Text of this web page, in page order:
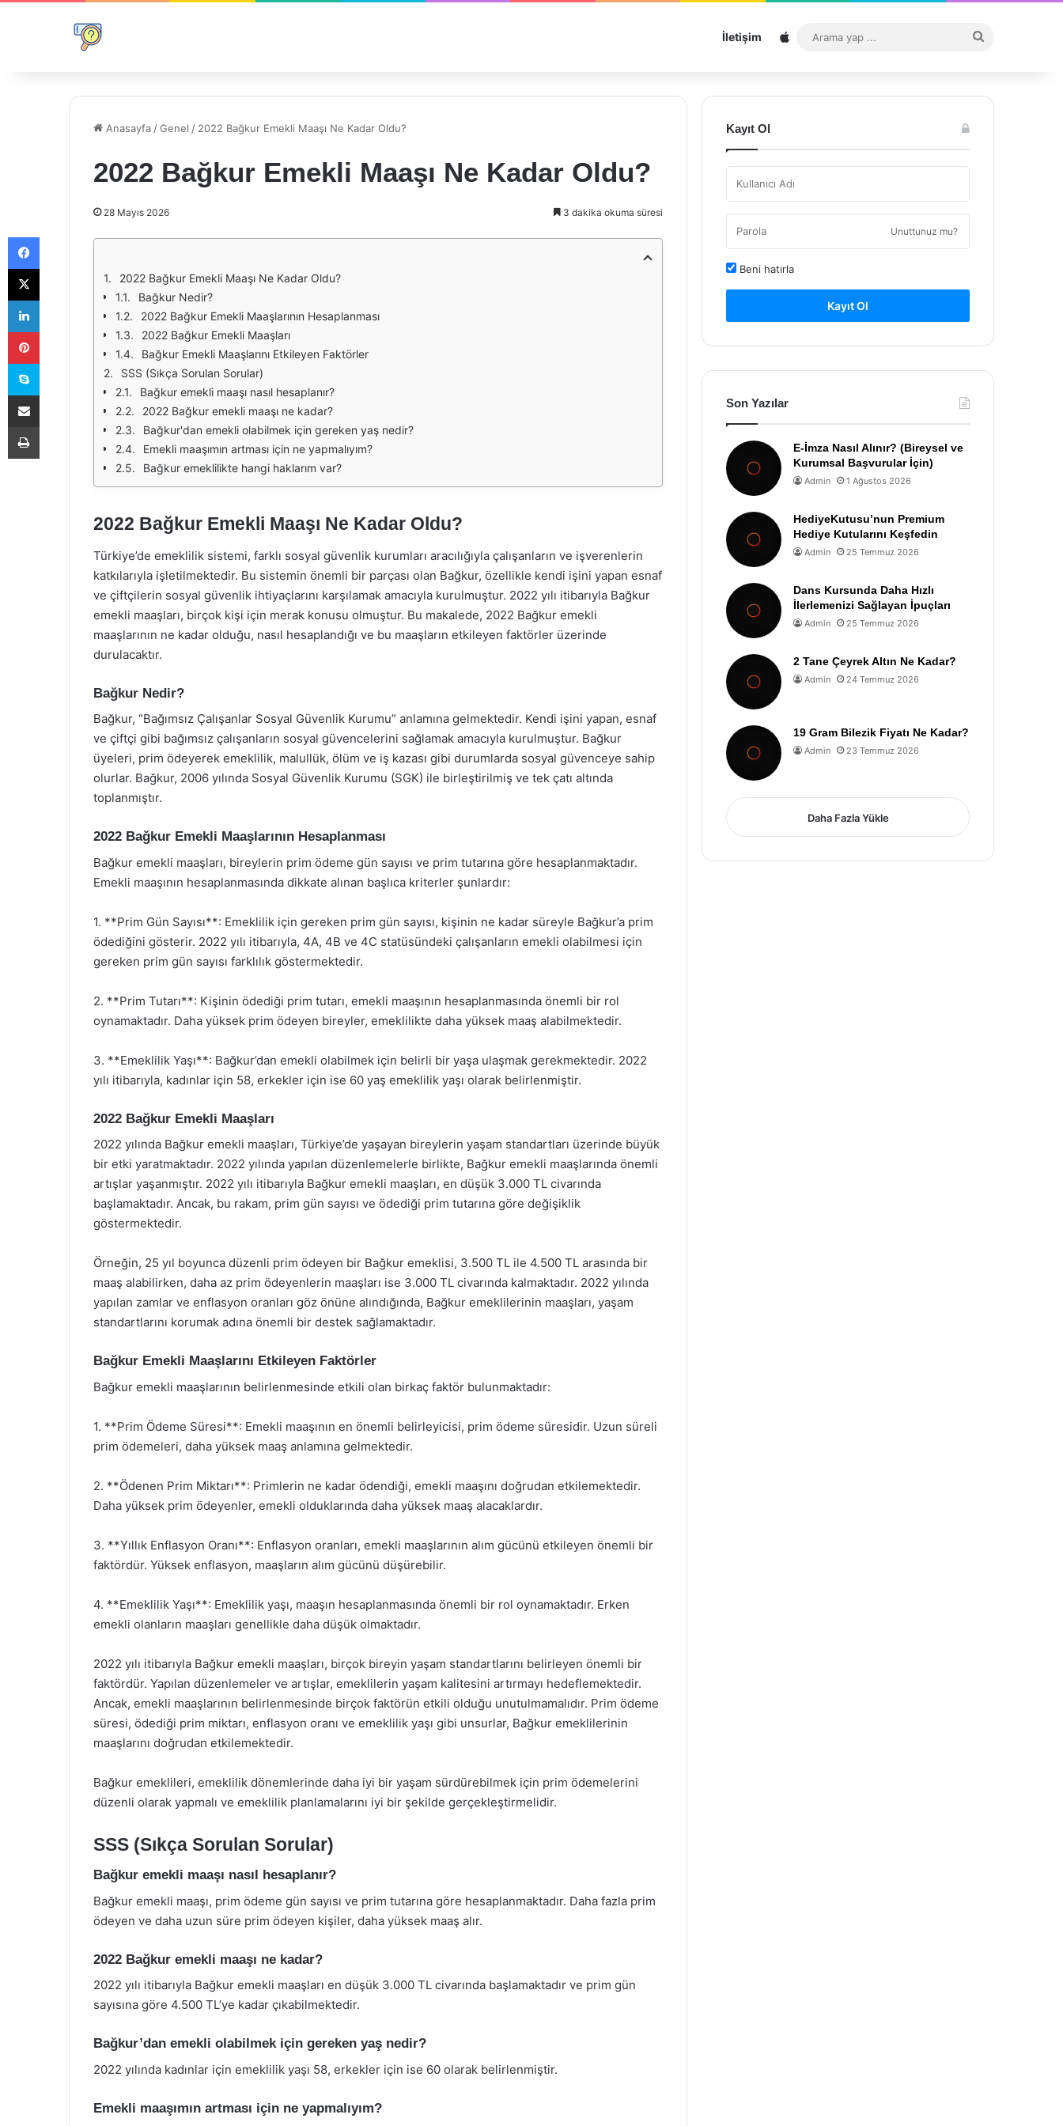
İletişim Sitemap
...
Anasayfa /Genel / 2022 Bağkur Emekli Maaşı Ne Kadar Oldu?
2022 Bağkur Emekli Maaşı Ne Kadar Oldu?
28 Mayıs 2026 3 dakika okuma süresi
2022 Bağkur Emekli Maaşı Ne Kadar Oldu?
Bağkur Nedir?
2022 Bağkur Emekli Maaşlarının Hesaplanması
2022 Bağkur Emekli Maaşları
Bağkur Emekli Maaşlarını Etkileyen Faktörler
SSS (Sıkça Sorulan Sorular)
Bağkur emekli maaşı nasıl hesaplanır?
2022 Bağkur emekli maaşı ne kadar?
Bağkur'dan emekli olabilmek için gereken yaş nedir?
Emekli maaşımın artması için ne yapmalıyım?
Bağkur emeklilikte hangi haklarım var?
2022 Bağkur Emekli Maaşı Ne Kadar Oldu?
Türkiye’de emeklilik sistemi, farklı sosyal güvenlik kurumları aracılığıyla çalışanların ve işverenlerin
katkılarıyla işletilmektedir. Bu sistemin önemli bir parçası olan Bağkur, özellikle kendi işini yapan esnaf
ve çiftçilerin sosyal güvenlik ihtiyaçlarını karşılamak amacıyla kurulmuştur. 2022 yılı itibarıyla Bağkur
emekli maaşları, birçok kişi için merak konusu olmuştur. Bu makalede, 2022 Bağkur emekli
maaşlarının ne kadar olduğu, nasıl hesaplandığı ve bu maaşların etkileyen faktörler üzerinde
durulacaktır.
Bağkur Nedir?
Bağkur, “Bağımsız Çalışanlar Sosyal Güvenlik Kurumu” anlamına gelmektedir. Kendi işini yapan, esnaf
ve çiftçi gibi bağımsız çalışanların sosyal güvencelerini sağlamak amacıyla kurulmuştur. Bağkur
üyeleri, prim ödeyerek emeklilik, malullük, ölüm ve iş kazası gibi durumlarda sosyal güvenceye sahip
olurlar. Bağkur, 2006 yılında Sosyal Güvenlik Kurumu (SGK) ile birleştirilmiş ve tek çatı altında
toplanmıştır.
2022 Bağkur Emekli Maaşlarının Hesaplanması
Bağkur emekli maaşları, bireylerin prim ödeme gün sayısı ve prim tutarına göre hesaplanmaktadır.
Emekli maaşının hesaplanmasında dikkate alınan başlıca kriterler şunlardır:
1. **Prim Gün Sayısı**: Emeklilik için gereken prim gün sayısı, kişinin ne kadar süreyle Bağkur’a prim
ödediğini gösterir. 2022 yılı itibarıyla, 4A, 4B ve 4C statüsündeki çalışanların emekli olabilmesi için
gereken prim gün sayısı farklılık göstermektedir.
2. **Prim Tutarı**: Kişinin ödediği prim tutarı, emekli maaşının hesaplanmasında önemli bir rol
oynamaktadır. Daha yüksek prim ödeyen bireyler, emeklilikte daha yüksek maaş alabilmektedir.
3. **Emeklilik Yaşı**: Bağkur’dan emekli olabilmek için belirli bir yaşa ulaşmak gerekmektedir. 2022
yılı itibarıyla, kadınlar için 58, erkekler için ise 60 yaş emeklilik yaşı olarak belirlenmiştir.
2022 Bağkur Emekli Maaşları
2022 yılında Bağkur emekli maaşları, Türkiye’de yaşayan bireylerin yaşam standartları üzerinde büyük
bir etki yaratmaktadır. 2022 yılında yapılan düzenlemelerle birlikte, Bağkur emekli maaşlarında önemli
artışlar yaşanmıştır. 2022 yılı itibarıyla Bağkur emekli maaşları, en düşük 3.000 TL civarında
başlamaktadır. Ancak, bu rakam, prim gün sayısı ve ödediği prim tutarına göre değişiklik
göstermektedir.
Örneğin, 25 yıl boyunca düzenli prim ödeyen bir Bağkur emeklisi, 3.500 TL ile 4.500 TL arasında bir
maaş alabilirken, daha az prim ödeyenlerin maaşları ise 3.000 TL civarında kalmaktadır. 2022 yılında
yapılan zamlar ve enflasyon oranları göz önüne alındığında, Bağkur emeklilerinin maaşları, yaşam
standartlarını korumak adına önemli bir destek sağlamaktadır.
Bağkur Emekli Maaşlarını Etkileyen Faktörler
Bağkur emekli maaşlarının belirlenmesinde etkili olan birkaç faktör bulunmaktadır:
1. **Prim Ödeme Süresi**: Emekli maaşının en önemli belirleyicisi, prim ödeme süresidir. Uzun süreli
prim ödemeleri, daha yüksek maaş anlamına gelmektedir.
2. **Ödenen Prim Miktarı**: Primlerin ne kadar ödendiği, emekli maaşını doğrudan etkilemektedir.
Daha yüksek prim ödeyenler, emekli olduklarında daha yüksek maaş alacaklardır.
3. **Yıllık Enflasyon Oranı**: Enflasyon oranları, emekli maaşlarının alım gücünü etkileyen önemli bir
faktördür. Yüksek enflasyon, maaşların alım gücünü düşürebilir.
4. **Emeklilik Yaşı**: Emeklilik yaşı, maaşın hesaplanmasında önemli bir rol oynamaktadır. Erken
emekli olanların maaşları genellikle daha düşük olmaktadır.
2022 yılı itibarıyla Bağkur emekli maaşları, birçok bireyin yaşam standartlarını belirleyen önemli bir
faktördür. Yapılan düzenlemeler ve artışlar, emeklilerin yaşam kalitesini artırmayı hedeflemektedir.
Ancak, emekli maaşlarının belirlenmesinde birçok faktörün etkili olduğu unutulmamalıdır. Prim ödeme
süresi, ödediği prim miktarı, enflasyon oranı ve emeklilik yaşı gibi unsurlar, Bağkur emeklilerinin
maaşlarını doğrudan etkilemektedir.
Bağkur emeklileri, emeklilik dönemlerinde daha iyi bir yaşam sürdürebilmek için prim ödemelerini
düzenli olarak yapmalı ve emeklilik planlamalarını iyi bir şekilde gerçekleştirmelidir.
SSS (Sıkça Sorulan Sorular)
Bağkur emekli maaşı nasıl hesaplanır?
Bağkur emekli maaşı, prim ödeme gün sayısı ve prim tutarına göre hesaplanmaktadır. Daha fazla prim
ödeyen ve daha uzun süre prim ödeyen kişiler, daha yüksek maaş alır.
2022 Bağkur emekli maaşı ne kadar?
2022 yılı itibarıyla Bağkur emekli maaşları en düşük 3.000 TL civarında başlamaktadır ve prim gün
sayısına göre 4.500 TL’ye kadar çıkabilmektedir.
Bağkur’dan emekli olabilmek için gereken yaş nedir?
2022 yılında kadınlar için emeklilik yaşı 58, erkekler için ise 60 olarak belirlenmiştir.
Emekli maaşımın artması için ne yapmalıyım?
Kayıt Ol
Unuttunuz mu?
Beni hatırla
Kayıt Ol
Son Yazılar
E-İmza Nasıl Alınır? (Bireysel ve
Kurumsal Başvurular İçin)
Admin 1 Ağustos 2026
HediyeKutusu’nun Premium
Hediye Kutularını Keşfedin
Admin 25 Temmuz 2026
Dans Kursunda Daha Hızlı
İlerlemenizi Sağlayan İpuçları
Admin 25 Temmuz 2026
2 Tane Çeyrek Altın Ne Kadar?
Admin 24 Temmuz 2026
19 Gram Bilezik Fiyatı Ne Kadar?
Admin 23 Temmuz 2026
Daha Fazla Yükle
Facebook
X
LinkedIn
Pinterest
Skype
E-Posta ile paylaş